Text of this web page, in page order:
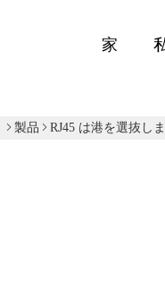
家
製品 RJ45 は港を選抜し